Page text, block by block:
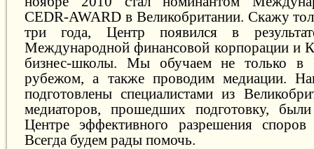
CEDR-AWARD в Великобритании. Скажу
три года, Центр появился в
Международной финансовой корпорации и
бизнес-школы. Мы обучаем не только в
рубежом, а также проводим медиации.
подготовлены специалистами из
медиаторов, прошедших подготовку,
Центре эффективного разрешения споров
Всегда будем рады помочь.